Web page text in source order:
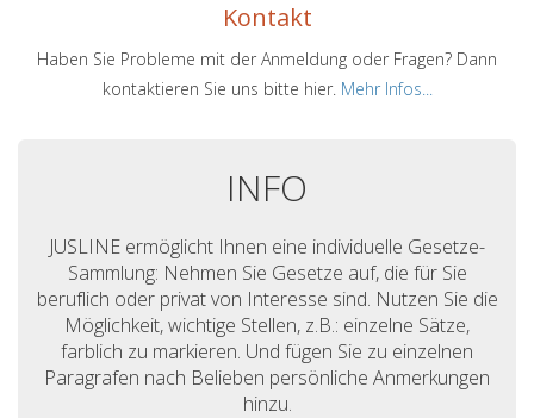
Kontakt
Haben Sie Probleme mit der Anmeldung oder Fragen? Dann
kontaktieren Sie uns bitte hier. Mehr Infos...
INFO
JUSLINE ermöglicht Ihnen eine individuelle Gesetze-
Sammlung: Nehmen Sie Gesetze auf, die für Sie
beruflich oder privat von Interesse sind. Nutzen Sie die
Möglichkeit, wichtige Stellen, z.B.: einzelne Sätze,
farblich zu markieren. Und fügen Sie zu einzelnen
Paragrafen nach Belieben persönliche Anmerkungen
hinzu.